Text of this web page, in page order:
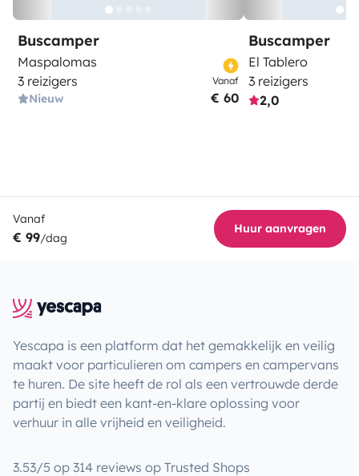
Buscamper
Maspalomas
3 reizigers
Nieuw
Vanaf
€ 60
Buscamper
El Tablero
3 reizigers
2,0
Vanaf
€ 99/dag
Huur aanvragen
Yescapa is een platform dat het gemakkelijk en veilig
maakt voor particulieren om campers en campervans
te huren. De site heeft de rol als een vertrouwde derde
partij en biedt een kant-en-klare oplossing voor
verhuur in alle vrijheid en veiligheid.
3.53/5 op 314 reviews op Trusted Shops